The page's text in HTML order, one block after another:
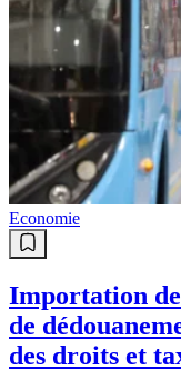
Economie
Importation
de
des droits et